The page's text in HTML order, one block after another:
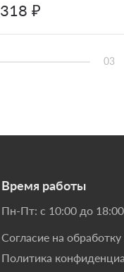
₽
03
Время работы
Пн-Пт: с 10:00 до 18:00
Согласие на
Политика